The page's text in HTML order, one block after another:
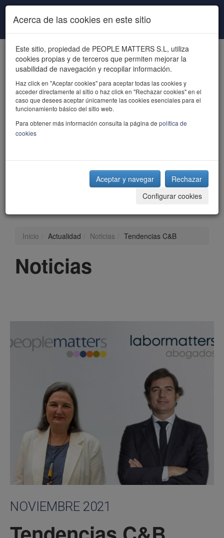
Pasar al contenido principal
powered by talent
Inicio Actualidad Noticias Tendencias C&B
Noticias
NOVIEMBRE 2021
Acerca de las cookies en este sitio
Este sitio, propiedad de PEOPLE MATTERS S.L, utiliza
cookies propias y de terceros que permiten mejorar la
usabilidad de navegación y recopilar información.
Haz click en "Aceptar cookies" para aceptar todas las cookies y
acceder directamente al sitio o haz click en "Rechazar cookies" en el
caso que desees aceptar únicamente las cookies esenciales para el
funcionamiento básico del sitio web.
Para obtener más información consulta la página de política de
cookies
Aceptar y navegar
Rechazar
Configurar cookies